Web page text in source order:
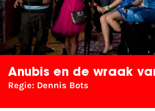
Anubis en de wraak
Regie: Dennis Bots